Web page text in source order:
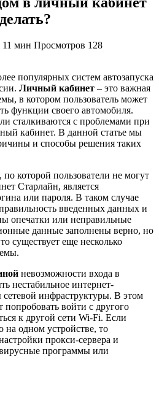
11 мин Просмотров 128
популярных систем автозапуска
Личный кабинет – это важная
в котором пользователь может
функции своего автомобиля.
сталкиваются с проблемами при
кабинет. В данной статье мы
и способы решения таких
, по которой пользователи не могут
Старлайн, является
или пароля. В таком случае
введенных данных и
опечатки или неправильные
данные заполнены верно, но
существует еще несколько
невозможности входа в
нестабильное интернет-
инфраструктуры. В этом
попробовать войти с другого
к другой сети Wi-Fi. Если
на одном устройстве, то
прокси-сервера и
программы или